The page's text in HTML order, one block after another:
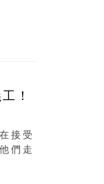
！
接受
們走